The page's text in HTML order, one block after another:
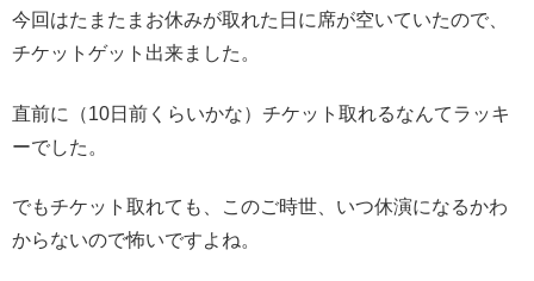
今回はたまたまお休みが取れた日に席が空いていたので、
チケットゲット出来ました。
直前に（10日前くらいかな）チケット取れるなんてラッキ
ーでした。
でもチケット取れても、このご時世、いつ休演になるかわ
からないので怖いですよね。